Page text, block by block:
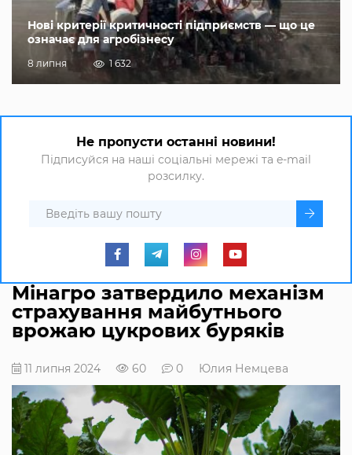
Нові критерії критичності підприємств — що це
означає для агробізнесу
8 липня 1 632
Не пропусти останні новини!
Підписуйся на наші соціальні мережі та e-mail
розсилку.
Мінагро затвердило механізм
страхування майбутнього
врожаю цукрових буряків
11 липня 2024 60 0 Юлия Немцева